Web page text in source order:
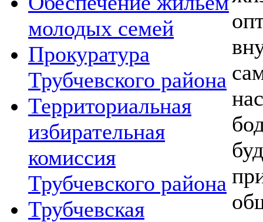
молодых семей
Прокуратура
Трубчевского района
Территориальная
избирательная
комиссия
Трубчевского района
Трубчевская